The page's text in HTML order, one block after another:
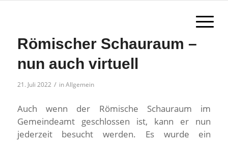
Römischer Schauraum –
nun auch virtuell
21. Juli 2022 / inAllgemein
Auch wenn der Römische Schauraum im
Gemeindeamt geschlossen ist, kann er nun
jederzeit besucht werden. Es wurde ein